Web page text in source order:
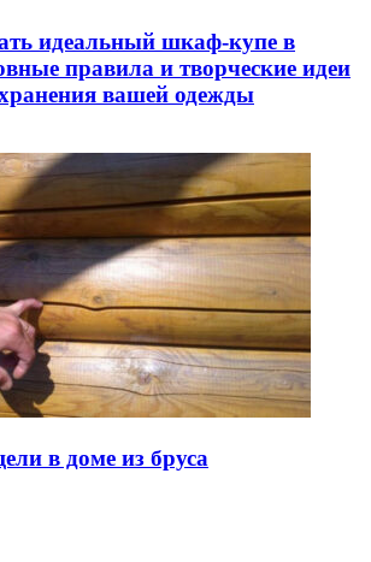
идеальный шкаф-купе в
правила и творческие идеи
вашей одежды
в доме из бруса